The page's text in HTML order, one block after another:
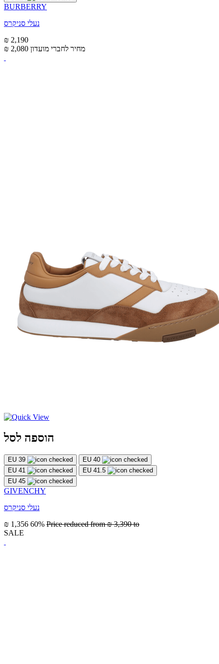
BURBERRY
נעלי סניקרס
₪ 2,190
₪ 2,080 מחיר לחברי מועדון
הוספה לסל
EU 39
EU 40
EU 41
EU 41.5
EU 45
GIVENCHY
נעלי סניקרס
₪ 1,356 60% Price reduced from₪ 3,390 to
SALE